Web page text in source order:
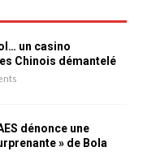
un casino
Chinois démantelé
dénonce une
» de Bola